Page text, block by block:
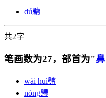
dú黷
共2字
笔画数为27，部首为"鼻
wài huì䶐
nòng齈